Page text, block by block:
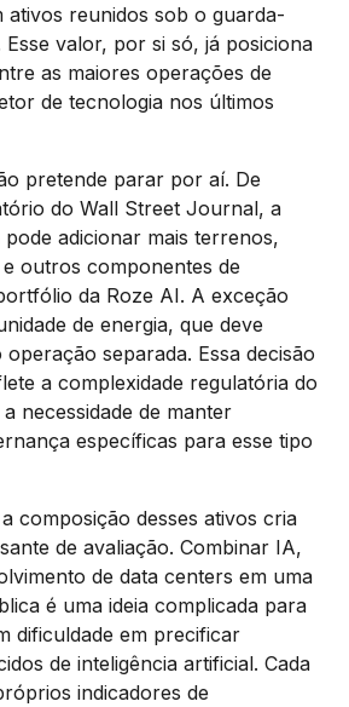
ativos reunidos sob o guarda-
valor, por si só, já posiciona
as maiores operações de
de tecnologia nos últimos
pretende parar por aí. De
do Wall Street Journal, a
adicionar mais terrenos,
outros componentes de
da Roze AI. A exceção
de energia, que deve
separada. Essa decisão
a complexidade regulatória do
necessidade de manter
específicas para esse tipo
composição desses ativos cria
de avaliação. Combinar IA,
de data centers em uma
é uma ideia complicada para
dificuldade em precificar
de inteligência artificial. Cada
indicadores de